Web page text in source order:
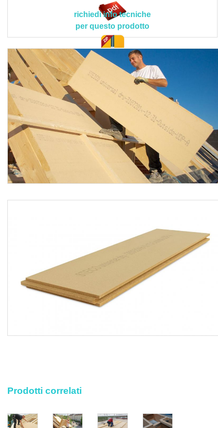
prestazionali ed applicative peculiari > profilo:
maschio/femmina; dimensioni pannelli: 2.500 x 600 x 35,
40 (sp.) mm, 1.880 x 600 x 52, 60, 80, 100 (sp.) mm; classe
di reazione al fuoco: E (EN 13501-1); conducibilità termica
nominale: 0,045 W/mK (35, 40 mm) e 0,043 W/mK (52-100
mm); densità: ca. 210 kg/m³ (35, 40 mm), ca. 180 kg/m³ (52-
100 mm); fattore di resistenza alla diffusione del vapore
acqueo (µ): 3; assorbimento d’acqua istantaneo: ≤ 1,0
kg/m²; calore specifico: 2.100 J/kgK (EN 12524);
sollecitazione a compressione per 10% di distorsione: 0,18
N/mm²; resistenza a compressione: 180 kPa; resistenza a
trazione: ≥ 25 kPa; resistenza specifica al flusso d’aria: ≥
100 (kPa*s)/m²; componenti: fibra di legno, resina PUR,
paraffina; campi d'impiego: isolamento termico esterno del
tetto, solaio o sottocopertura, coibentazione esterna della
parete (facciata ventilata) e di strutture con telai e tavole di
progetto esecutivo e alle disposizioni tecniche del Direttore
dei Lavori o della Committenza, conformandosi nella loro
realizzazione, a tutte le prescrizioni contenute
contrattualmente nel capitolato d'appalto.
Sono esclusi dal prezzo la fornitura e posa di membrane
impermeabili traspiranti, le barriere al vapore antivento,
mentre sono compresi nel prezzo il trasporto dei materiali a
della superficie da coibentare, il controllo che l'eventuale
verifica da parte della D.LL. che gli interventi di montaggio
ed autorizzato, la posa dei pannelli in fibra di legno a
doc. tec.
richiedi info tecniche
per questo prodotto
Prodotti correlati